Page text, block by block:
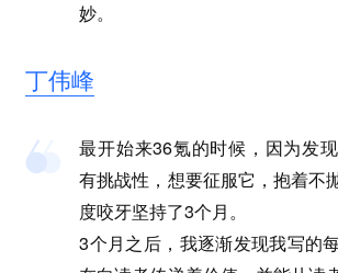
妙。
丁伟峰
最开始来36氪的时候，因为发
有挑战性，想要征服它，抱着不
度咬牙坚持了3个月。
3个月之后，我逐渐发现我写的